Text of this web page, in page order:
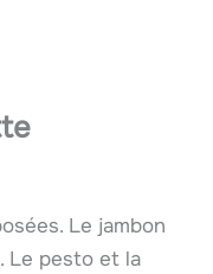
Le jambon
Le pesto et la